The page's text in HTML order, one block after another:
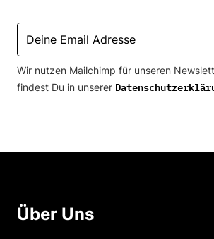
Wir nutzen Mailchimp für unseren
findest Du in unserer
Über Uns